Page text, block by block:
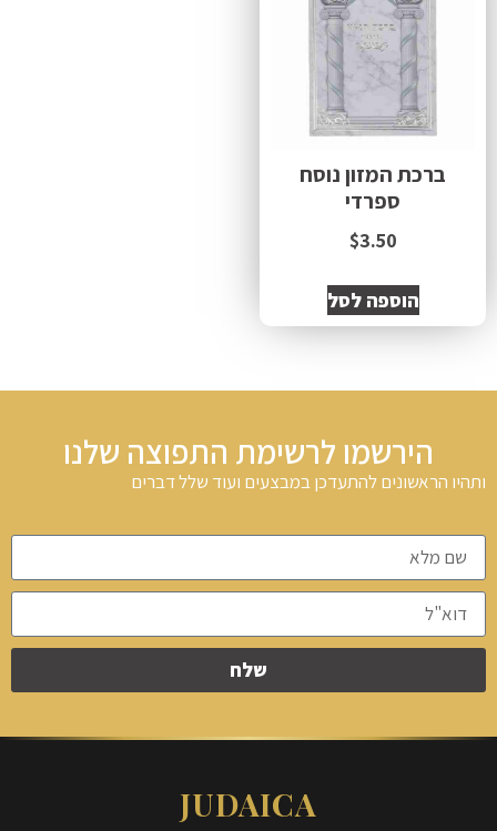
ברכת המזון נוסח
ספרדי
$3.50
הוספה לסל
הירשמו לרשימת התפוצה שלנו
ותהיו הראשונים להתעדכן במבצעים ועוד שלל דברים
שלח
JUDAICA